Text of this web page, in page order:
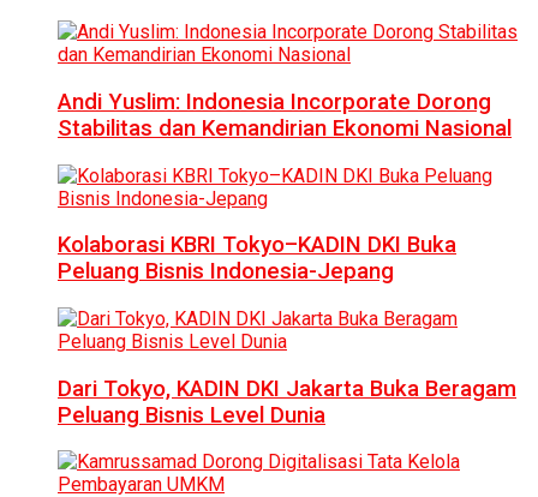
Andi Yuslim: Indonesia Incorporate Dorong
Stabilitas dan Kemandirian Ekonomi Nasional
Kolaborasi KBRI Tokyo–KADIN DKI Buka
Peluang Bisnis Indonesia-Jepang
Dari Tokyo, KADIN DKI Jakarta Buka Beragam
Peluang Bisnis Level Dunia